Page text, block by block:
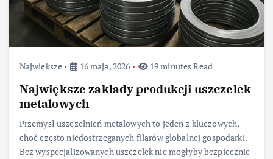
Największe 16 maja, 2026 19 minutes Read
Największe zakłady produkcji uszczelek
metalowych
Przemysł uszczelnień metalowych to jeden z kluczowych,
choć często niedostrzeganych filarów globalnej gospodarki.
Bez wyspecjalizowanych uszczelek nie mogłyby bezpiecznie